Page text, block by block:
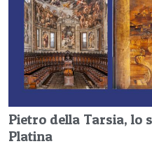
Pietro della Tarsia, lo
Platina